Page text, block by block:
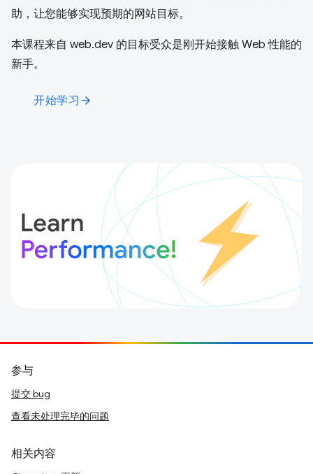
助，让您能够实现预期的网站目标。
本课程来自 web.dev 的目标受众是刚开始接触 Web 性能的
新手。
开始学习 arrow_forward
参与
提交 bug
查看未处理完毕的问题
相关内容